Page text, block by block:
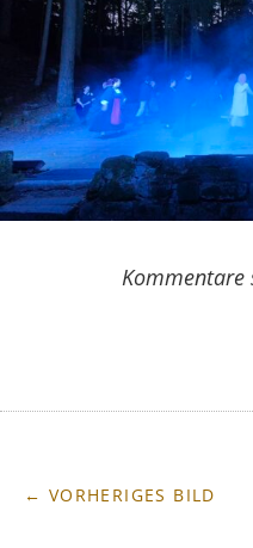
Kommentare
← VORHERIGES BILD